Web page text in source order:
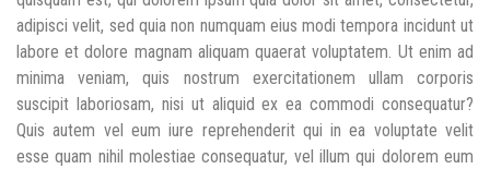
adipisci velit, sed quia non numquam eius modi tempora incidunt ut
labore et dolore magnam aliquam quaerat voluptatem. Ut enim ad
minima veniam, quis nostrum exercitationem ullam corporis
suscipit laboriosam, nisi ut aliquid ex ea commodi consequatur?
Quis autem vel eum iure reprehenderit qui in ea voluptate velit
esse quam nihil molestiae consequatur, vel illum qui dolorem eum